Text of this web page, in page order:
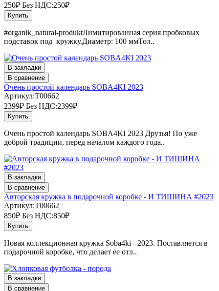
250₽ Без НДС:250₽
Купить
#organik_natural-produktЛимитированная серия пробковых
подставок под кружку.Диаметр: 100 ммТол..
В закладки
В сравнение
Очень простой календарь SOBA4KI 2023
Артикул:T00662
2399₽ Без НДС:2399₽
Купить
Очень простой календарь SOBA4KI 2023 Друзья! По уже
доброй традиции, перед началом каждого года..
В закладки
В сравнение
Авторская кружка в подарочной коробке - И ТИШИНА #2023
Артикул:T00662
850₽ Без НДС:850₽
Купить
Новая коллекционная кружка Soba4ki - 2023. Поставляется в
подарочной коробке, что делает ее отл..
В закладки
В сравнение